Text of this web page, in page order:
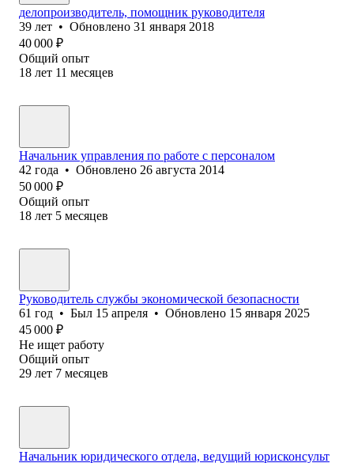
делопроизводитель, помощник руководителя
39 лет • Обновлено 31 января 2018
40 000 ₽
Общий опыт
18 лет 11 месяцев
Начальник управления по работе с персоналом
42 года • Обновлено 26 августа 2014
50 000 ₽
Общий опыт
18 лет 5 месяцев
Руководитель службы экономической безопасности
61 год • Был 15 апреля • Обновлено 15 января 2025
45 000 ₽
Не ищет работу
Общий опыт
29 лет 7 месяцев
Начальник юридического отдела, ведущий юрисконсульт